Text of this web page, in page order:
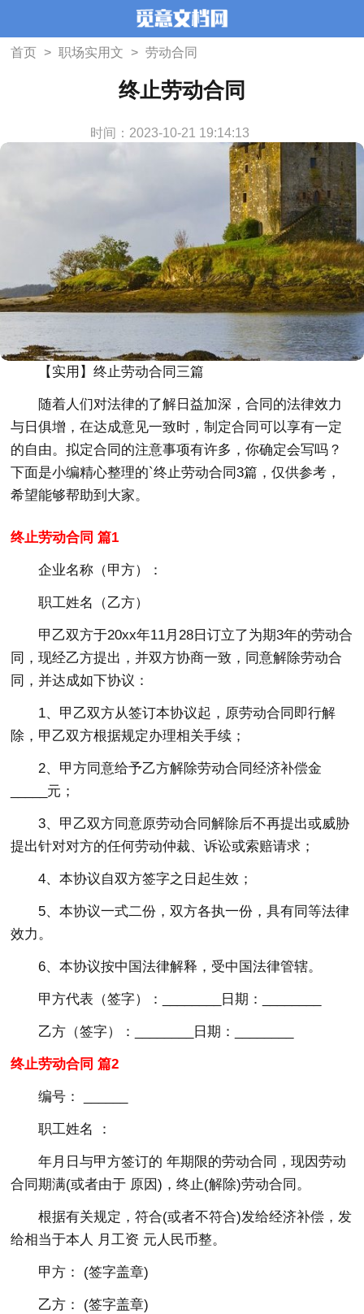
首页 > 职场实用文 > 劳动合同
终止劳动合同
时间：2023-10-21 19:14:13
【实用】终止劳动合同三篇
随着人们对法律的了解日益加深，合同的法律效力
与日俱增，在达成意见一致时，制定合同可以享有一定
的自由。拟定合同的注意事项有许多，你确定会写吗？
下面是小编精心整理的`终止劳动合同3篇，仅供参考，
希望能够帮助到大家。
终止劳动合同 篇1
企业名称（甲方）：
职工姓名（乙方）
甲乙双方于20xx年11月28日订立了为期3年的劳动合
同，现经乙方提出，并双方协商一致，同意解除劳动合
同，并达成如下协议：
1、甲乙双方从签订本协议起，原劳动合同即行解
除，甲乙双方根据规定办理相关手续；
2、甲方同意给予乙方解除劳动合同经济补偿金
_____元；
3、甲乙双方同意原劳动合同解除后不再提出或威胁
提出针对对方的任何劳动仲裁、诉讼或索赔请求；
4、本协议自双方签字之日起生效；
5、本协议一式二份，双方各执一份，具有同等法律
效力。
6、本协议按中国法律解释，受中国法律管辖。
甲方代表（签字）：________日期：________
乙方（签字）：________日期：________
终止劳动合同 篇2
编号： ______
职工姓名 ：
年月日与甲方签订的 年期限的劳动合同，现因劳动
合同期满(或者由于 原因)，终止(解除)劳动合同。
根据有关规定，符合(或者不符合)发给经济补偿，发
给相当于本人 月工资 元人民币整。
甲方： (签字盖章)
乙方： (签字盖章)